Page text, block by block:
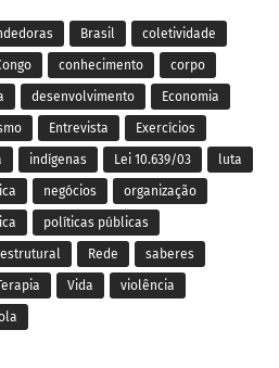
Brasil coletividade
conhecimento corpo
desenvolvimento Economia
Entrevista Exercícios
indígenas Lei 10.639/03 luta
negócios organização
políticas públicas
Rede saberes
Vida violência